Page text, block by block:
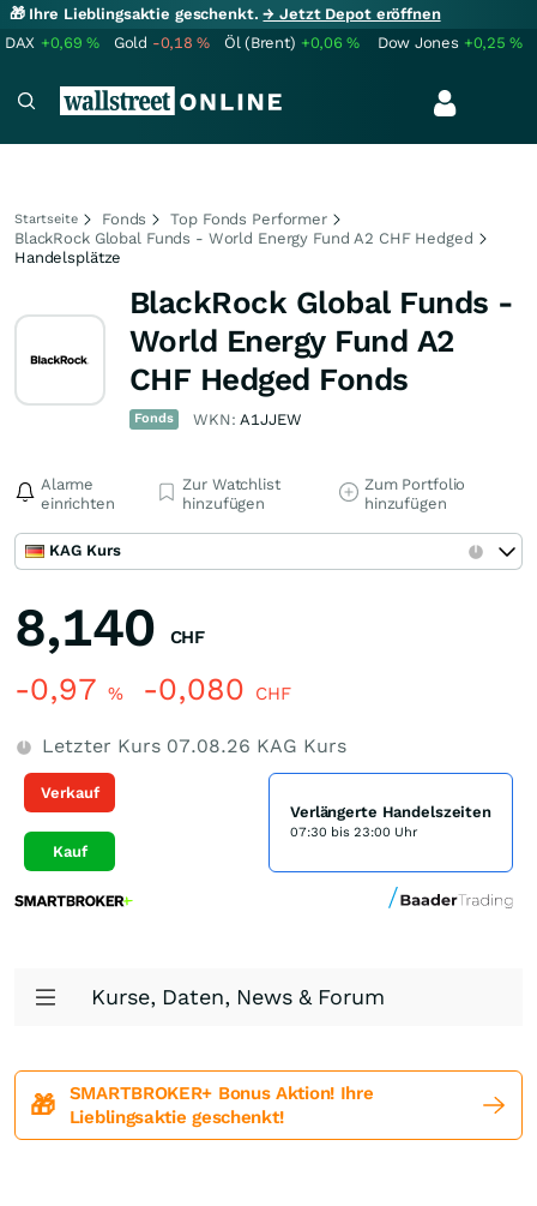
🎁 Ihre Lieblingsaktie geschenkt.→ Jetzt Depot eröffnen
DAX +0,69% Gold -0,18% Öl (Brent) +0,06% Dow Jones +0,25%
Startseite Fonds
Top Fonds Performer
BlackRock Global Funds - World Energy Fund A2 CHF Hedged
Handelsplätze
BlackRock Global Funds -
World Energy Fund A2
CHF Hedged Fonds
Fonds WKN:A1JJEW
Alarme
einrichten
Zur Watchlist
hinzufügen
Zum Portfolio
hinzufügen
KAG Kurs
8,140 CHF
-0,97 % -0,080 CHF
Letzter Kurs 07.08.26 KAG Kurs
Verkauf
Kauf
Verlängerte Handelszeiten
07:30 bis 23:00 Uhr
Kurse, Daten, News & Forum
🎁
SMARTBROKER+ Bonus Aktion! Ihre
Lieblingsaktie geschenkt!